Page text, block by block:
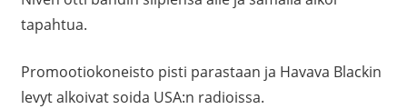
tapahtua.
Promootiokoneisto pisti parastaan ja Havava Blackin
levyt alkoivat soida USA:n radioissa.